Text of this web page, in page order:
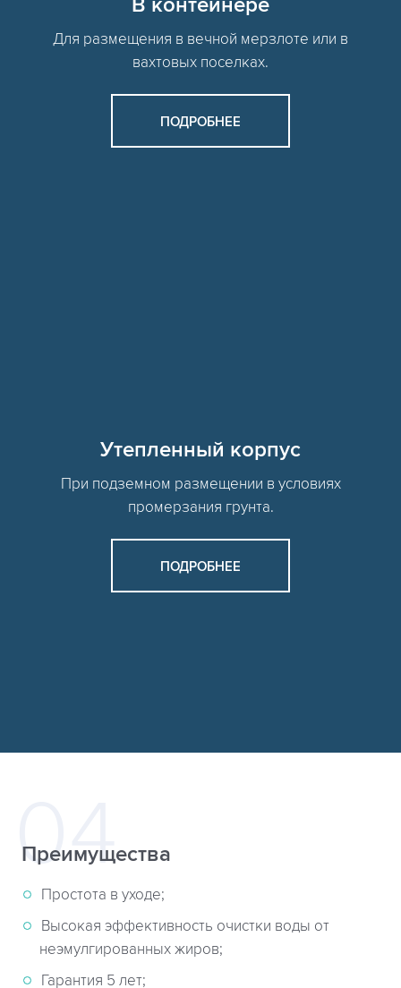
В контейнере
Для размещения в вечной мерзлоте или в
вахтовых поселках.
ПОДРОБНЕЕ
Утепленный корпус
При подземном размещении в условиях
промерзания грунта.
ПОДРОБНЕЕ
Преимущества
Простота в уходе;
Высокая эффективность очистки воды от
неэмулгированных жиров;
Гарантия 5 лет;